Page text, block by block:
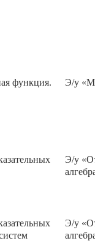
функция. Э/у
Э/у
Э/у